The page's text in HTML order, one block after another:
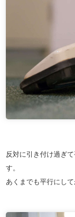
反対に引き付け過ぎ
す。
あくまでも平行にし